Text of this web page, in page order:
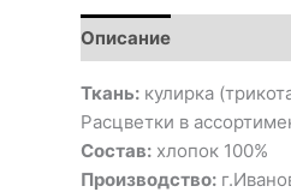
Описание
Ткань: кулирка
Расцветки в
Состав: хлопок 100%
Производство: